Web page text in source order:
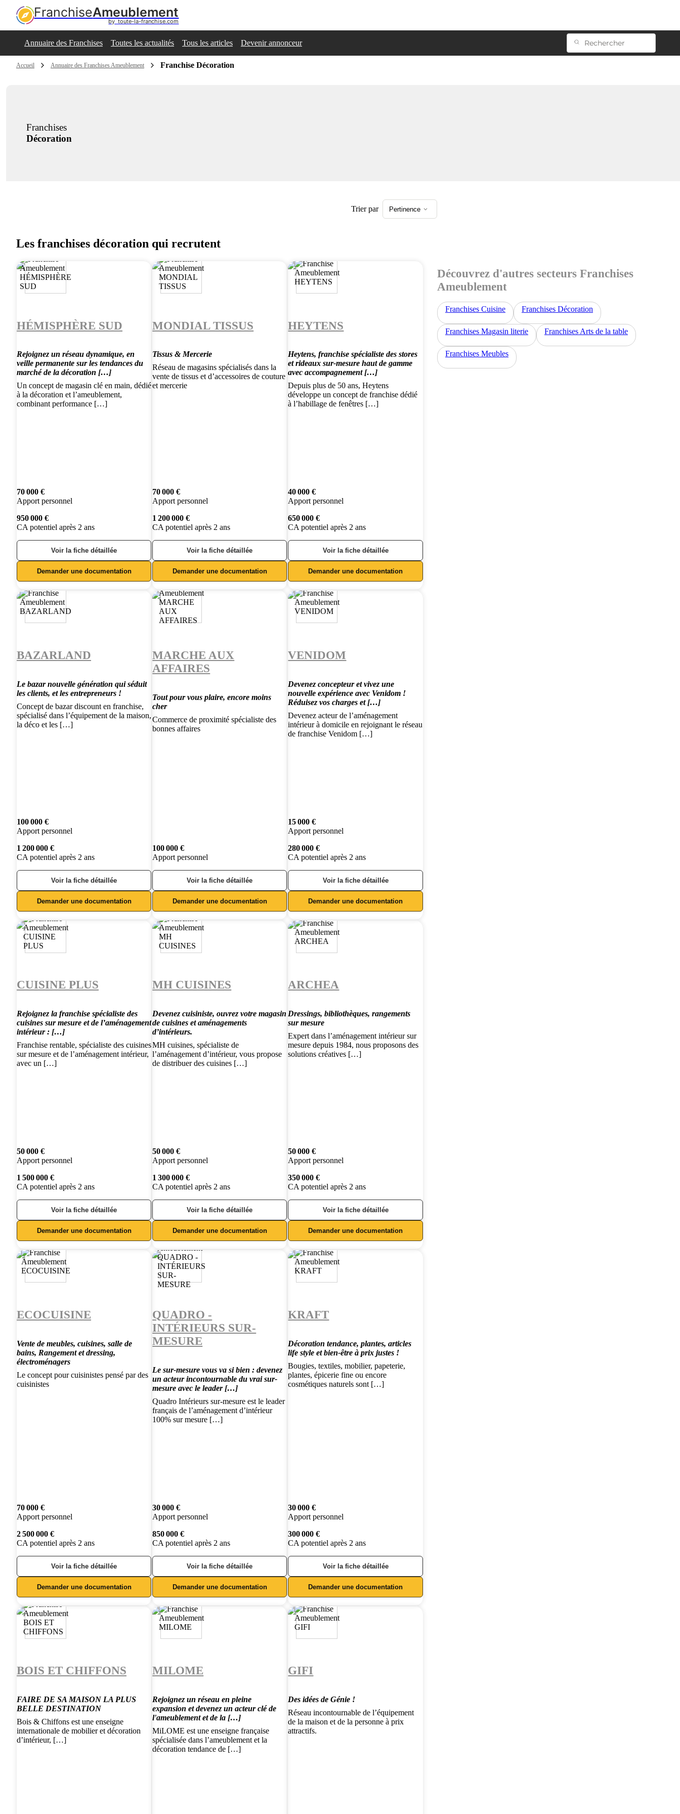
FranchiseAmeublement
by  toute-la-franchise.com
Annuaire des Franchises Toutes les actualités Tous les articles Devenir annonceur
Accueil Annuaire des Franchises Ameublement Franchise Décoration
Franchises
Décoration
Trier par Pertinence
Les franchises décoration qui recrutent
HÉMISPHÈRE SUD
Rejoignez un réseau dynamique, en
veille permanente sur les tendances du
marché de la décoration […]
Un concept de magasin clé en main, dédié
à la décoration et l’ameublement,
combinant performance […]
70 000 €
Apport personnel
950 000 €
CA potentiel après 2 ans
Voir la fiche détaillée
Demander une documentation
MONDIAL TISSUS
Tissus & Mercerie
Réseau de magasins spécialisés dans la
vente de tissus et d’accessoires de couture
et mercerie
70 000 €
Apport personnel
1 200 000 €
CA potentiel après 2 ans
Voir la fiche détaillée
Demander une documentation
HEYTENS
Heytens, franchise spécialiste des stores
et rideaux sur-mesure haut de gamme
avec accompagnement […]
Depuis plus de 50 ans, Heytens
développe un concept de franchise dédié
à l’habillage de fenêtres […]
40 000 €
Apport personnel
650 000 €
CA potentiel après 2 ans
Voir la fiche détaillée
Demander une documentation
BAZARLAND
Le bazar nouvelle génération qui séduit
les clients, et les entrepreneurs !
Concept de bazar discount en franchise,
spécialisé dans l’équipement de la maison,
la déco et les […]
100 000 €
Apport personnel
1 200 000 €
CA potentiel après 2 ans
Voir la fiche détaillée
Demander une documentation
MARCHE AUX
AFFAIRES
Tout pour vous plaire, encore moins
cher
Commerce de proximité spécialiste des
bonnes affaires
100 000 €
Apport personnel
Voir la fiche détaillée
Demander une documentation
VENIDOM
Devenez concepteur et vivez une
nouvelle expérience avec Venidom !
Réduisez vos charges et […]
Devenez acteur de l’aménagement
intérieur à domicile en rejoignant le réseau
de franchise Venidom […]
15 000 €
Apport personnel
280 000 €
CA potentiel après 2 ans
Voir la fiche détaillée
Demander une documentation
CUISINE PLUS
Rejoignez la franchise spécialiste des
cuisines sur mesure et de l’aménagement
intérieur : […]
Franchise rentable, spécialiste des cuisines
sur mesure et de l’aménagement intérieur,
avec un […]
50 000 €
Apport personnel
1 500 000 €
CA potentiel après 2 ans
Voir la fiche détaillée
Demander une documentation
MH CUISINES
Devenez cuisiniste, ouvrez votre magasin
de cuisines et aménagements
d’intérieurs.
MH cuisines, spécialiste de
l’aménagement d’intérieur, vous propose
de distribuer des cuisines […]
50 000 €
Apport personnel
1 300 000 €
CA potentiel après 2 ans
Voir la fiche détaillée
Demander une documentation
ARCHEA
Dressings, bibliothèques, rangements
sur mesure
Expert dans l’aménagement intérieur sur
mesure depuis 1984, nous proposons des
solutions créatives […]
50 000 €
Apport personnel
350 000 €
CA potentiel après 2 ans
Voir la fiche détaillée
Demander une documentation
ECOCUISINE
Vente de meubles, cuisines, salle de
bains, Rangement et dressing,
électroménagers
Le concept pour cuisinistes pensé par des
cuisinistes
70 000 €
Apport personnel
2 500 000 €
CA potentiel après 2 ans
Voir la fiche détaillée
Demander une documentation
QUADRO -
INTÉRIEURS SUR-
MESURE
Le sur-mesure vous va si bien : devenez
un acteur incontournable du vrai sur-
mesure avec le leader […]
Quadro Intérieurs sur-mesure est le leader
français de l’aménagement d’intérieur
100% sur mesure […]
30 000 €
Apport personnel
850 000 €
CA potentiel après 2 ans
Voir la fiche détaillée
Demander une documentation
KRAFT
Décoration tendance, plantes, articles
life style et bien-être à prix justes !
Bougies, textiles, mobilier, papeterie,
plantes, épicerie fine ou encore
cosmétiques naturels sont […]
30 000 €
Apport personnel
300 000 €
CA potentiel après 2 ans
Voir la fiche détaillée
Demander une documentation
BOIS ET CHIFFONS
FAIRE DE SA MAISON LA PLUS
BELLE DESTINATION
Bois & Chiffons est une enseigne
internationale de mobilier et décoration
d’intérieur, […]
MILOME
Rejoignez un réseau en pleine
expansion et devenez un acteur clé de
l'ameublement et de la […]
MiLOME est une enseigne française
spécialisée dans l’ameublement et la
décoration tendance de […]
GIFI
Des idées de Génie !
Réseau incontournable de l’équipement
de la maison et de la personne à prix
attractifs.
Découvrez d'autres secteurs Franchises
Ameublement
Franchises Cuisine Franchises Décoration
Franchises Magasin literie Franchises Arts de la table
Franchises Meubles